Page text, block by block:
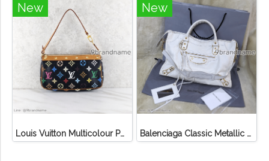
New
Louis Vuitton Multicolour Pochette Canvas
New
Balenciaga Classic Metallic Edge City Bag